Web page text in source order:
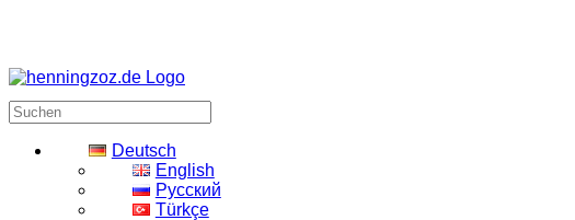
Deutsch
English
Русский
Türkçe